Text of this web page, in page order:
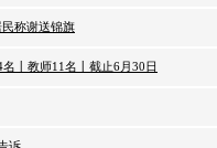
称谢送锦旗
丨教师11名丨截止6月30日